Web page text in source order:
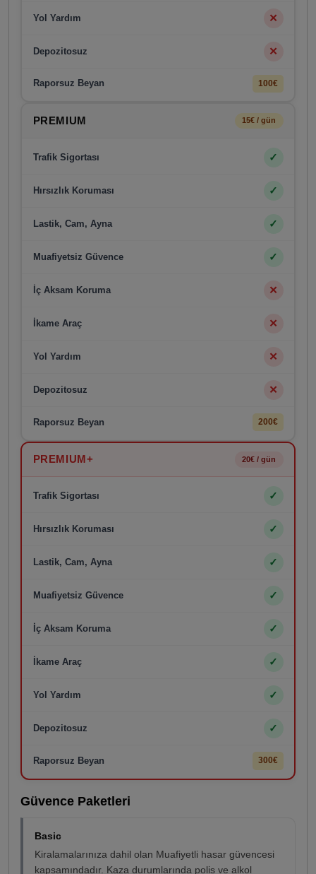
Yol Yardım ✕
Depozitosuz ✕
Raporsuz Beyan 100€
PREMIUM 15€ / gün
Trafik Sigortası ✓
Hırsızlık Koruması ✓
Lastik, Cam, Ayna ✓
Muafiyetsiz Güvence ✓
İç Aksam Koruma ✕
İkame Araç ✕
Yol Yardım ✕
Depozitosuz ✕
Raporsuz Beyan 200€
PREMIUM+ 20€ / gün
Trafik Sigortası ✓
Hırsızlık Koruması ✓
Lastik, Cam, Ayna ✓
Muafiyetsiz Güvence ✓
İç Aksam Koruma ✓
İkame Araç ✓
Yol Yardım ✓
Depozitosuz ✓
Raporsuz Beyan 300€
Güvence Paketleri
Basic
Kiralamalarınıza dahil olan Muafiyetli hasar güvencesi
kapsamındadır. Kaza durumlarında polis ve alkol